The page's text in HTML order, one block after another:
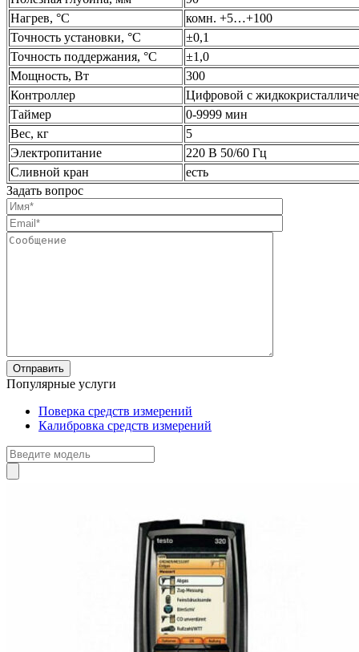
Нагрев, °С
комн. +5…+100
Точность установки, °С
±0,1
Точность поддержания, °С
±1,0
Мощность, Вт
300
Контроллер
Цифровой с
Таймер
0-9999 мин
Вес, кг
5
Электропитание
220 В 50/60 Гц
Сливной кран
есть
Задать вопрос
Популярные услуги
Поверка средств измерений
Калибровка средств измерений